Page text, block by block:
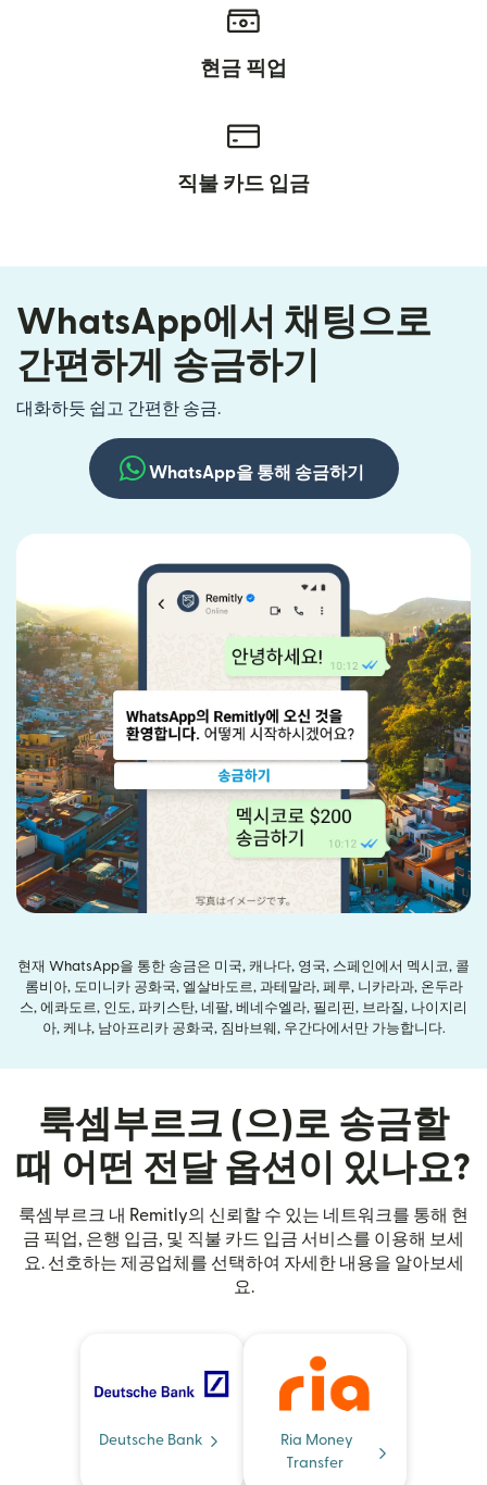
현금 픽업
직불 카드 입금
WhatsApp에서 채팅으로
간편하게 송금하기
대화하듯 쉽고 간편한 송금.
WhatsApp을 통해 송금하기
현재 WhatsApp을 통한 송금은 미국, 캐나다, 영국, 스페인에서 멕시코, 콜
롬비아, 도미니카 공화국, 엘살바도르, 과테말라, 페루, 니카라과, 온두라
스, 에콰도르, 인도, 파키스탄, 네팔, 베네수엘라, 필리핀, 브라질, 나이지리
아, 케냐, 남아프리카 공화국, 짐바브웨, 우간다에서만 가능합니다.
룩셈부르크 (으)로 송금할
때 어떤 전달 옵션이 있나요?
룩셈부르크 내 Remitly의 신뢰할 수 있는 네트워크를 통해 현
금 픽업, 은행 입금, 및 직불 카드 입금 서비스를 이용해 보세
요. 선호하는 제공업체를 선택하여 자세한 내용을 알아보세
요.
Deutsche Bank
Ria Money
Transfer